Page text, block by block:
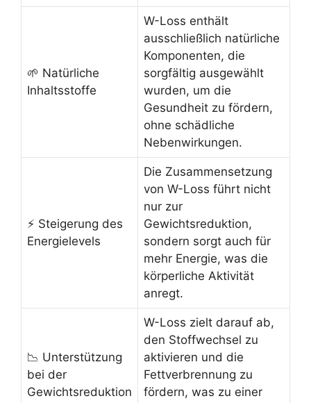
🌱 Natürliche
Inhaltsstoffe
W-Loss enthält
ausschließlich natürliche
Komponenten, die
sorgfältig ausgewählt
wurden, um die
Gesundheit zu fördern,
ohne schädliche
Nebenwirkungen.
⚡ Steigerung des
Energielevels
Die Zusammensetzung
von W-Loss führt nicht
nur zur
Gewichtsreduktion,
sondern sorgt auch für
mehr Energie, was die
körperliche Aktivität
anregt.
📉 Unterstützung
bei der
Gewichtsreduktion
W-Loss zielt darauf ab,
den Stoffwechsel zu
aktivieren und die
Fettverbrennung zu
fördern, was zu einer